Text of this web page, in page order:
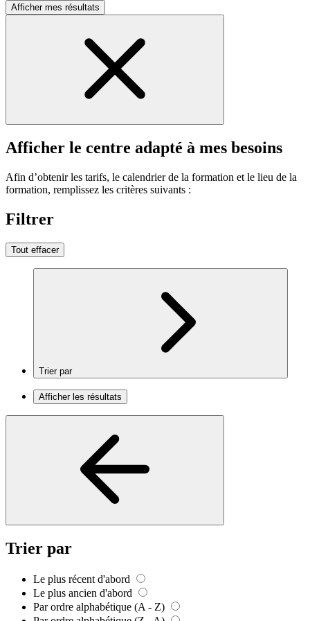
Afficher mes résultats
Afficher le centre adapté à mes besoins
Afin d’obtenir les tarifs, le calendrier de la formation et le lieu de la
formation, remplissez les critères suivants :
Filtrer
Tout effacer
Trier par
Afficher les résultats
Trier par
Le plus récent d'abord
Le plus ancien d'abord
Par ordre alphabétique (A - Z)